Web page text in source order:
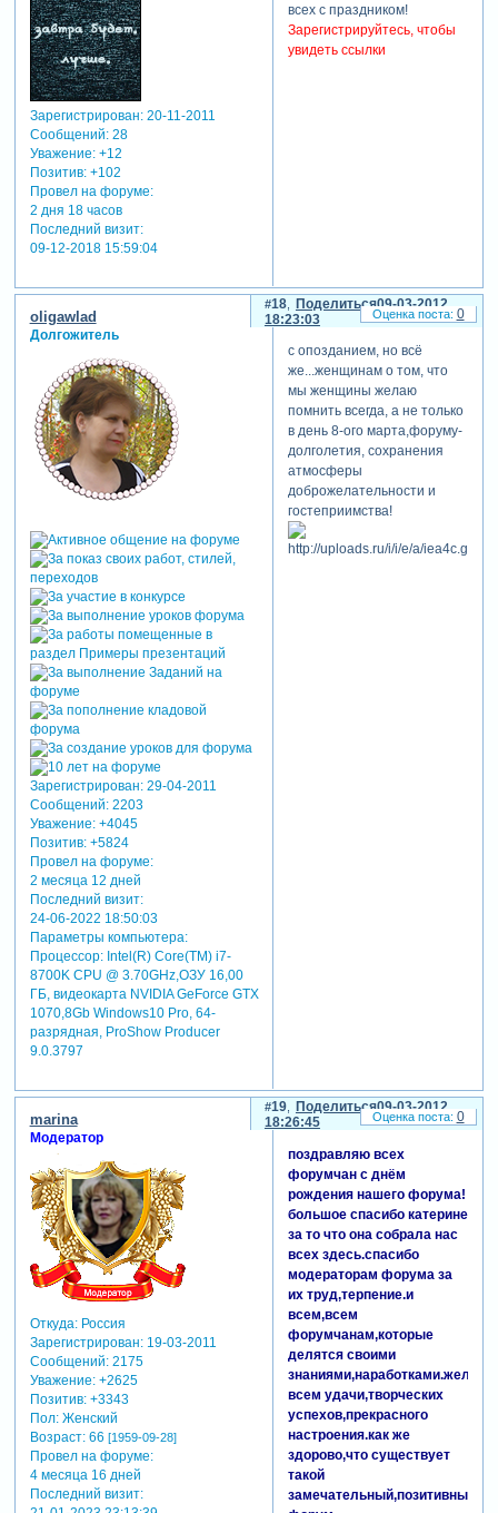
Зарегистрирован: 20-11-2011
Сообщений:28
Уважение: +12
Позитив: +102
Провел на форуме:
2 дня 18 часов
Последний визит:
09-12-2018 15:59:04
всех с праздником!
Зарегистрируйтесь, чтобы
увидеть ссылки
Поделиться
18
09-03-2012
18:23:03
oligawlad
Долгожитель
Зарегистрирован: 29-04-2011
Сообщений:2203
Уважение: +4045
Позитив: +5824
Провел на форуме:
2 месяца 12 дней
Последний визит:
24-06-2022 18:50:03
Параметры компьютера:
Процессор: Intel(R) Core(TM) i7-
8700K CPU @ 3.70GHz,ОЗУ 16,00
ГБ, видеокарта NVIDIA GeForce GTX
1070,8Gb Windows10 Pro, 64-
разрядная, ProShow Producer
9.0.3797
с опозданием, но всё
же...женщинам о том, что
мы женщины желаю
помнить всегда, а не только
в день 8-ого марта,форуму-
долголетия, сохранения
атмосферы
доброжелательности и
гостеприимства!
0
Поделиться
19
09-03-2012
18:26:45
marina
Модератор
Откуда:Россия
Зарегистрирован: 19-03-2011
Сообщений:2175
Уважение: +2625
Позитив: +3343
Пол:Женский
Возраст:66 [1959-09-28]
Провел на форуме:
4 месяца 16 дней
Последний визит:
поздравляю всех
форумчан с днём
рождения нашего форума!
большое спасибо катерине
за то что она собрала нас
всех здесь.спасибо
модераторам форума за
их труд,терпение.и
всем,всем
форумчанам,которые
делятся своими
знаниями,наработками.желаю
всем удачи,творческих
успехов,прекрасного
настроения.как же
здорово,что существует
такой
замечательный,позитивный
0